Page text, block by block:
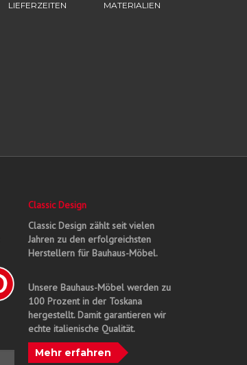
LIEFERZEITEN
MATERIALIEN
Classic Design
Classic Design zählt seit vielen
Jahren zu den erfolgreichsten
Herstellern für Bauhaus-Möbel.
Unsere Bauhaus-Möbel werden zu
100 Prozent in der Toskana
hergestellt. Damit garantieren wir
echte italienische Qualität.
Mehr erfahren